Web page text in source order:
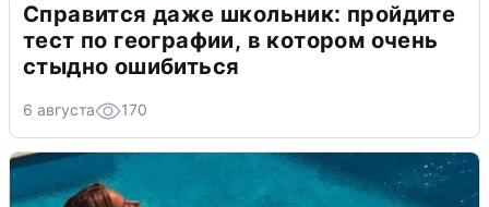
Справится даже школьник: пройдите
тест по географии, в котором очень
стыдно ошибиться
6 августа 170